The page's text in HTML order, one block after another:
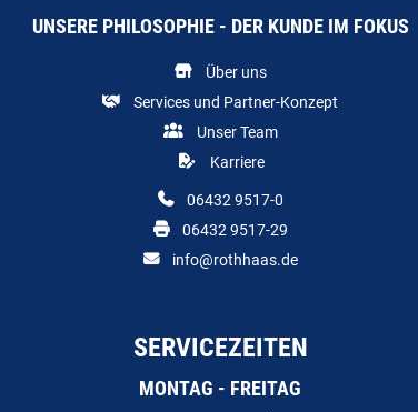
UNSERE PHILOSOPHIE - DER KUNDE IM FOKUS
Über uns
Services und Partner-Konzept
Unser Team
Karriere
06432 9517-0
06432 9517-29
info@rothhaas.de
SERVICEZEITEN
MONTAG - FREITAG